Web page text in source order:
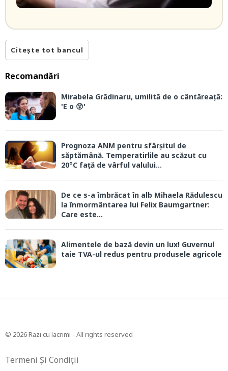
Citește tot bancul
Recomandări
Mirabela Grădinaru, umilită de o cântăreață:
'E o 😲'
Prognoza ANM pentru sfârșitul de
săptămână. Temperatirlile au scăzut cu
20°C față de vârful valului...
De ce s-a îmbrăcat în alb Mihaela Rădulescu
la înmormântarea lui Felix Baumgartner:
Care este...
Alimentele de bază devin un lux! Guvernul
taie TVA-ul redus pentru produsele agricole
© 2026 Razi cu lacrimi - All rights reserved
Termeni Și Condiții